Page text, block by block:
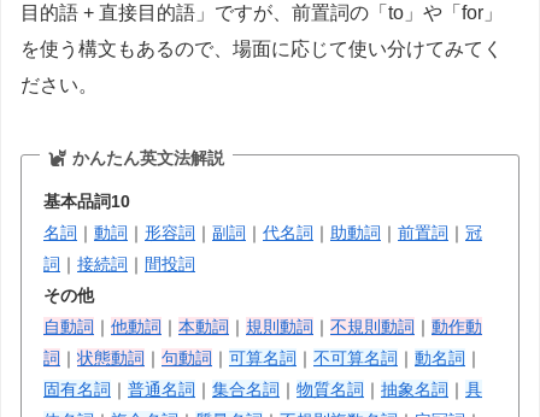
目的語 + 直接目的語」ですが、前置詞の「to」や「for」
を使う構文もあるので、場面に応じて使い分けてみてく
ださい。
かんたん英文法解説
基本品詞10
名詞 ｜ 動詞 ｜ 形容詞 ｜ 副詞 ｜ 代名詞 ｜ 助動詞 ｜ 前置詞 ｜ 冠
詞 ｜ 接続詞 ｜ 間投詞
その他
自動詞 ｜ 他動詞 ｜ 本動詞 ｜ 規則動詞 ｜ 不規則動詞 ｜ 動作動
詞 ｜ 状態動詞 ｜ 句動詞 ｜ 可算名詞 ｜ 不可算名詞 ｜ 動名詞 ｜
固有名詞 ｜ 普通名詞 ｜ 集合名詞 ｜ 物質名詞 ｜ 抽象名詞 ｜ 具